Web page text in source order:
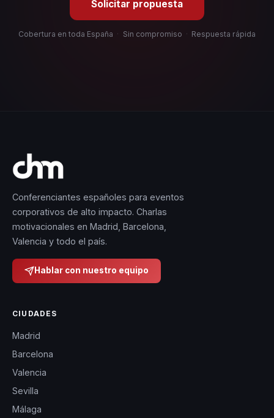
Solicitar propuesta
Cobertura en toda España · Sin compromiso · Respuesta rápida
Conferenciantes españoles para eventos
corporativos de alto impacto. Charlas
motivacionales en Madrid, Barcelona,
Valencia y todo el país.
Hablar con nuestro equipo
CIUDADES
Madrid
Barcelona
Valencia
Sevilla
Málaga